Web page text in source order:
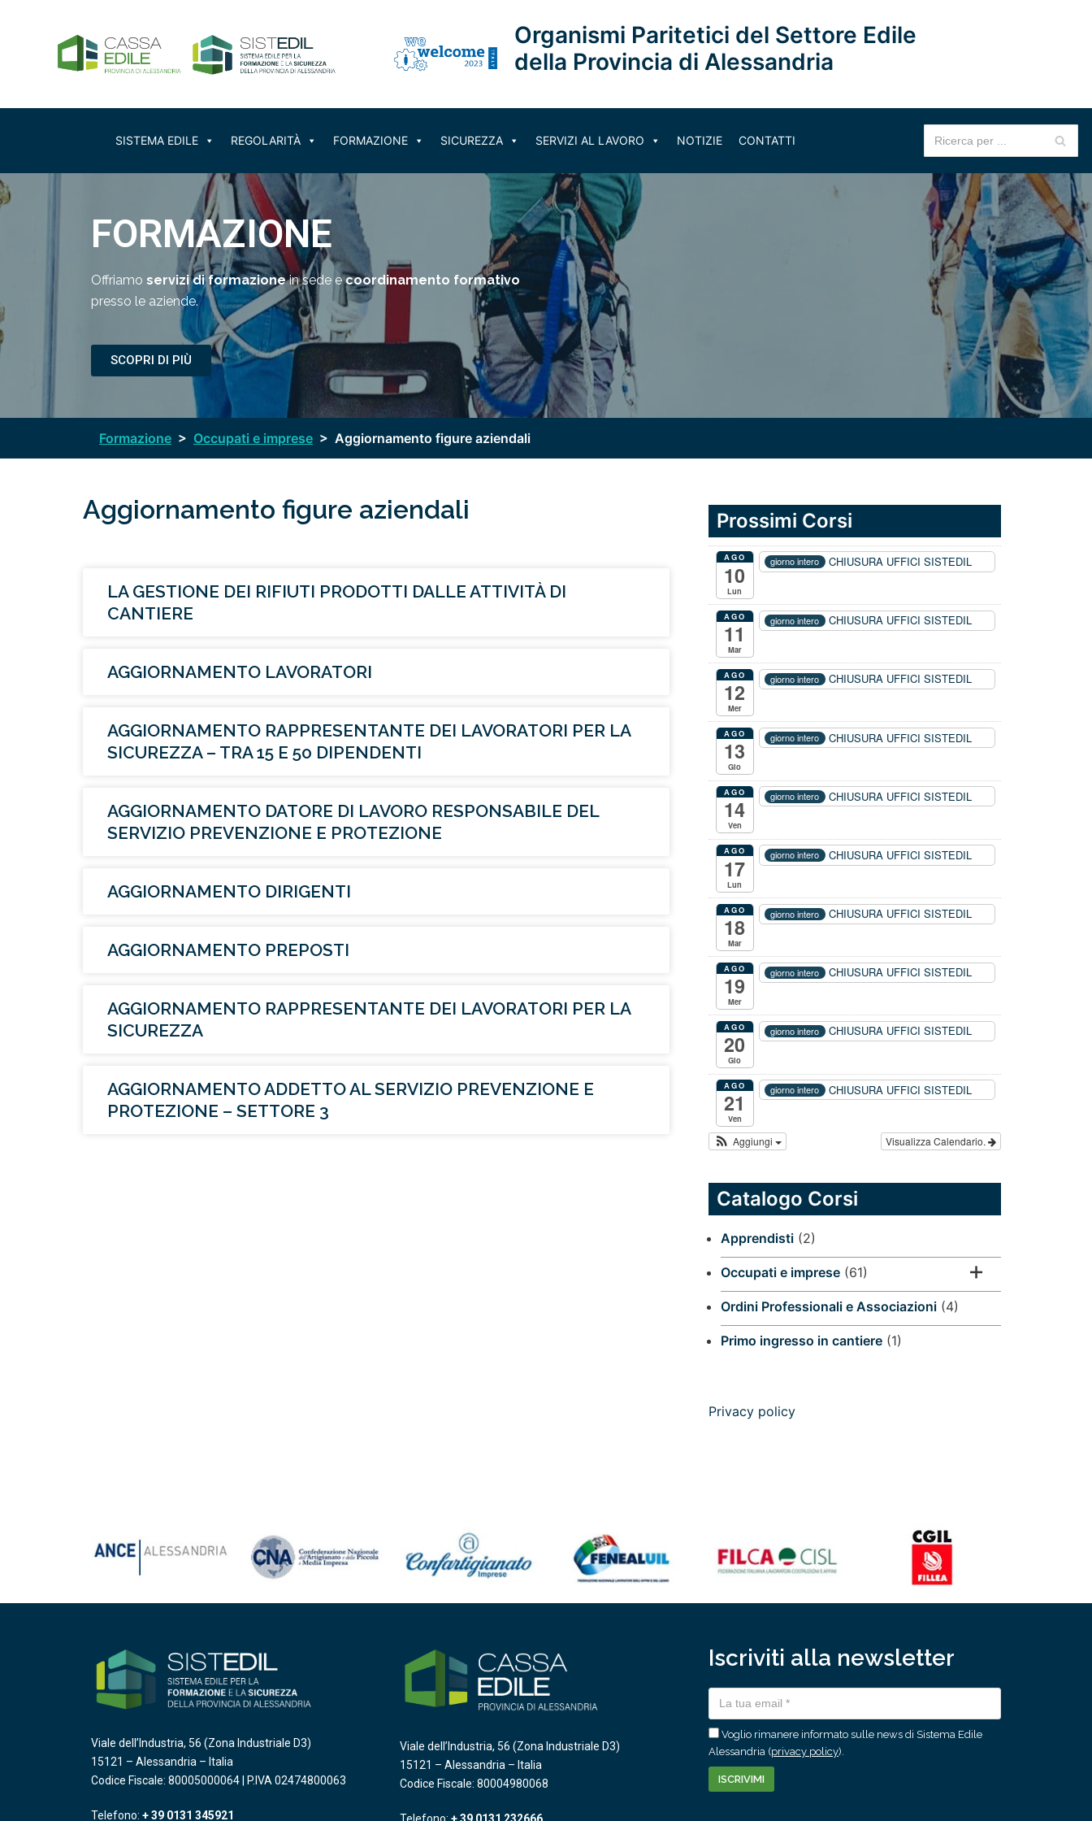
contenuto
Organismi Paritetici del Settore Edile
della Provincia di Alessandria
SISTEMA EDILE REGOLARITÀ FORMAZIONE SICUREZZA SERVIZI AL LAVORO NOTIZIE CONTATTI
FORMAZIONE
Offriamo servizi di formazionein sede ecoordinamento formativo
presso le aziende.
SCOPRI DI PIÙ
Formazione > Occupati e imprese > Aggiornamento figure aziendali
Aggiornamento figure aziendali
LA GESTIONE DEI RIFIUTI PRODOTTI DALLE ATTIVITÀ DI
CANTIERE
AGGIORNAMENTO LAVORATORI
AGGIORNAMENTO RAPPRESENTANTE DEI LAVORATORI PER LA
SICUREZZA – TRA 15 E 50 DIPENDENTI
AGGIORNAMENTO DATORE DI LAVORO RESPONSABILE DEL
SERVIZIO PREVENZIONE E PROTEZIONE
AGGIORNAMENTO DIRIGENTI
AGGIORNAMENTO PREPOSTI
AGGIORNAMENTO RAPPRESENTANTE DEI LAVORATORI PER LA
SICUREZZA
AGGIORNAMENTO ADDETTO AL SERVIZIO PREVENZIONE E
PROTEZIONE – SETTORE 3
Prossimi Corsi
AGO
10
Lun
giorno intero CHIUSURA UFFICI SISTEDIL
AGO
11
Mar
giorno intero CHIUSURA UFFICI SISTEDIL
AGO
12
Mer
giorno intero CHIUSURA UFFICI SISTEDIL
AGO
13
Gio
giorno intero CHIUSURA UFFICI SISTEDIL
AGO
14
Ven
giorno intero CHIUSURA UFFICI SISTEDIL
AGO
17
Lun
giorno intero CHIUSURA UFFICI SISTEDIL
AGO
18
Mar
giorno intero CHIUSURA UFFICI SISTEDIL
AGO
19
Mer
giorno intero CHIUSURA UFFICI SISTEDIL
AGO
20
Gio
giorno intero CHIUSURA UFFICI SISTEDIL
AGO
21
Ven
giorno intero CHIUSURA UFFICI SISTEDIL
Visualizza Calendario.
Aggiungi
Catalogo Corsi
Apprendisti(2)
Occupati e imprese(61)
Ordini Professionali e Associazioni(4)
Primo ingresso in cantiere(1)
Privacy policy
Viale dell’Industria, 56 (Zona Industriale D3)
15121 – Alessandria – Italia
Codice Fiscale: 80005000064 | P.IVA 02474800063
Telefono: + 39 0131 345921
Viale dell’Industria, 56 (Zona Industriale D3)
15121 – Alessandria – Italia
Codice Fiscale: 80004980068
Telefono: + 39 0131 232666
Iscriviti alla newsletter
Voglio rimanere informato sulle news di Sistema Edile
Alessandria (privacy policy).